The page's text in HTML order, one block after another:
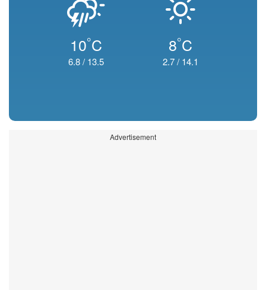
10°C
6.8/ 13.5
8°C
2.7/ 14.1
Advertisement